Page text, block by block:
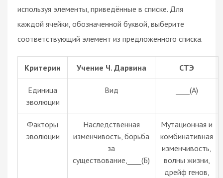
используя элементы, приведённые в списке. Для
каждой ячейки, обозначенной буквой, выберите
соответствующий элемент из предложенного списка.
Критерии Учение Ч. Дарвина СТЭ
Единица
эволюции
Вид ____(А)
Факторы
эволюции
Наследственная
изменчивость, борьба
за
существование,____(Б)
Мутационная и
комбинативная
изменчивость,
волны жизни,
дрейф генов,